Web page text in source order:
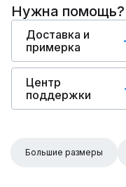
Нужна помощь?
Доставка и
примерка
Центр
поддержки
Большие размеры